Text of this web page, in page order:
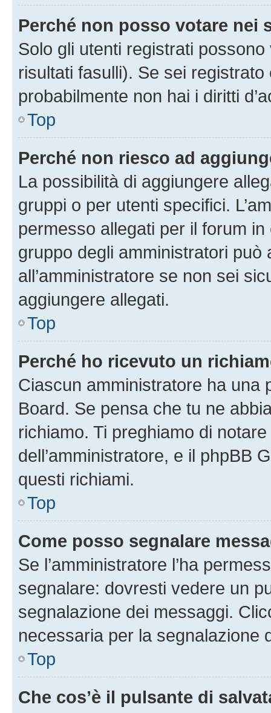
Perché non posso votare nei
Solo gli utenti registrati
risultati fasulli). Se sei
probabilmente non hai i diritti
Top
Perché non riesco ad
La possibilità di aggiungere
gruppi o per utenti specifici.
permesso allegati per il forum
gruppo degli amministratori può
all’amministratore se non sei
aggiungere allegati.
Top
Perché ho ricevuto un
Ciascun amministratore ha una
Board. Se pensa che tu ne
richiamo. Ti preghiamo di
dell’amministratore, e il phpBB
questi richiami.
Top
Come posso segnalare
Se l’amministratore l’ha
segnalare: dovresti vedere un
segnalazione dei messaggi.
necessaria per la segnalazione
Top
Che cos’è il pulsante di